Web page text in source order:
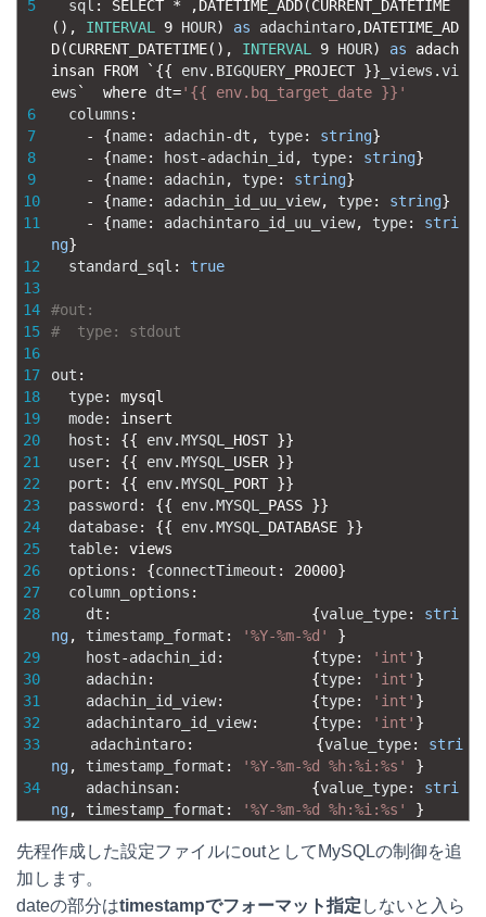
5
6
7
8
9
10
11
12
13
14
15
16
17
18
19
20
21
22
23
24
25
26
27
28
29
30
31
32
33
34
sql : SELECT * ,DATETIME_ADD(CURRENT_DATETIME
( ) , INTERVAL 9 HOUR) as adachintaro,DATETIME_AD
D(CURRENT_DATETIME( ) , INTERVAL 9 HOUR) as
adach
insan FROM ` {{ env. BIGQUERY PROJECT }} _views .vi
ews` where dt='{{ env.bq_target_date }}'
columns :
-
{name: adachin-dt , type: string}
-
{name: host-adachin_id , type: string}
-
{name: adachin, type: string}
-
{name: adachin_id_uu_view, type: string}
-
{name: adachintaro_id_uu_view, type:
stri
ng}
standard_sql : true
#out:
#  type: stdout
out :
type:
mysql
mode:
insert
host : {{ env.MYSQL HOST }}
user: {{ env.MYSQL USER }}
port : {{ env.MYSQL PORT }}
password : {{ env.MYSQL PASS }}
database: {{ env.MYSQL DATABASE }}
table:
views
options : {connectTimeout : 20000}
column_options :
dt : {value_type:
stri
ng, timestamp_format : '%Y-%m-%d'
}
host-adachin_id : {type: 'int' }
adachin: {type: 'int' }
adachin_id_view: {type: 'int' }
adachintaro_id_view: {type: 'int' }
adachintaro: {value_type:
stri
ng, timestamp_format : '%Y-%m-%d %h:%i:%s'
}
adachinsan: {value_type:
stri
ng, timestamp_format : '%Y-%m-%d %h:%i:%s' }
先程作成した設定ファイルにoutとしてMySQLの制御を追
加します。
dateの部分はtimestampでフォーマット指定 しないと入ら